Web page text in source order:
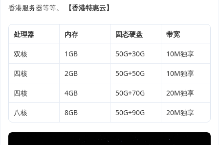
香港服务器等等。
【香港特惠云】
处理器 内存 固态硬盘 带宽
双核 1GB 50G+30G 10M独享
四核 2GB 50G+50G 10M独享
四核 4GB 50G+70G 20M独享
八核 8GB 50G+90G 20M独享